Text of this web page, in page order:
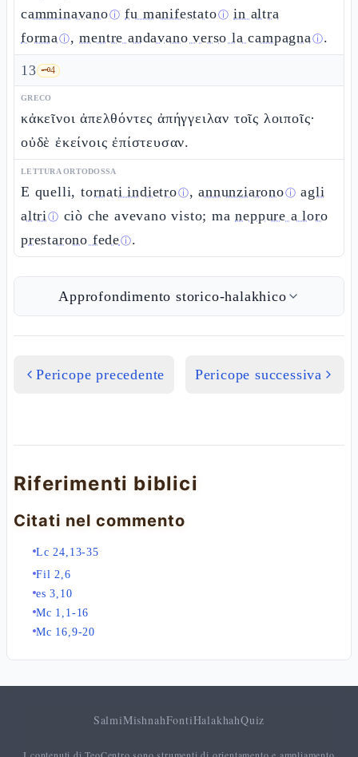
camminavanoⓘ fu manifestatoⓘ in altra
formaⓘ,mentre andavano verso la campagnaⓘ.
13 🗝️4
GRECO
κἀκεῖνοι ἀπελθόντες ἀπήγγειλαν τοῖς λοιποῖς·
οὐδὲ ἐκείνοις ἐπίστευσαν.
LETTURA ORTODOSSA
E quelli, tornati indietroⓘ,annunziaronoⓘ agli
altriⓘ ciò che avevano visto; maneppure a loro
prestarono fedeⓘ.
Approfondimento storico-halakhico
Pericope precedente Pericope successiva
Riferimenti biblici
Citati nel commento
Lc 24,13-35
Fil 2,6
es 3,10
Mc 1,1-16
Mc 16,9-20
SalmiMishnahFontiHalakhahQuiz